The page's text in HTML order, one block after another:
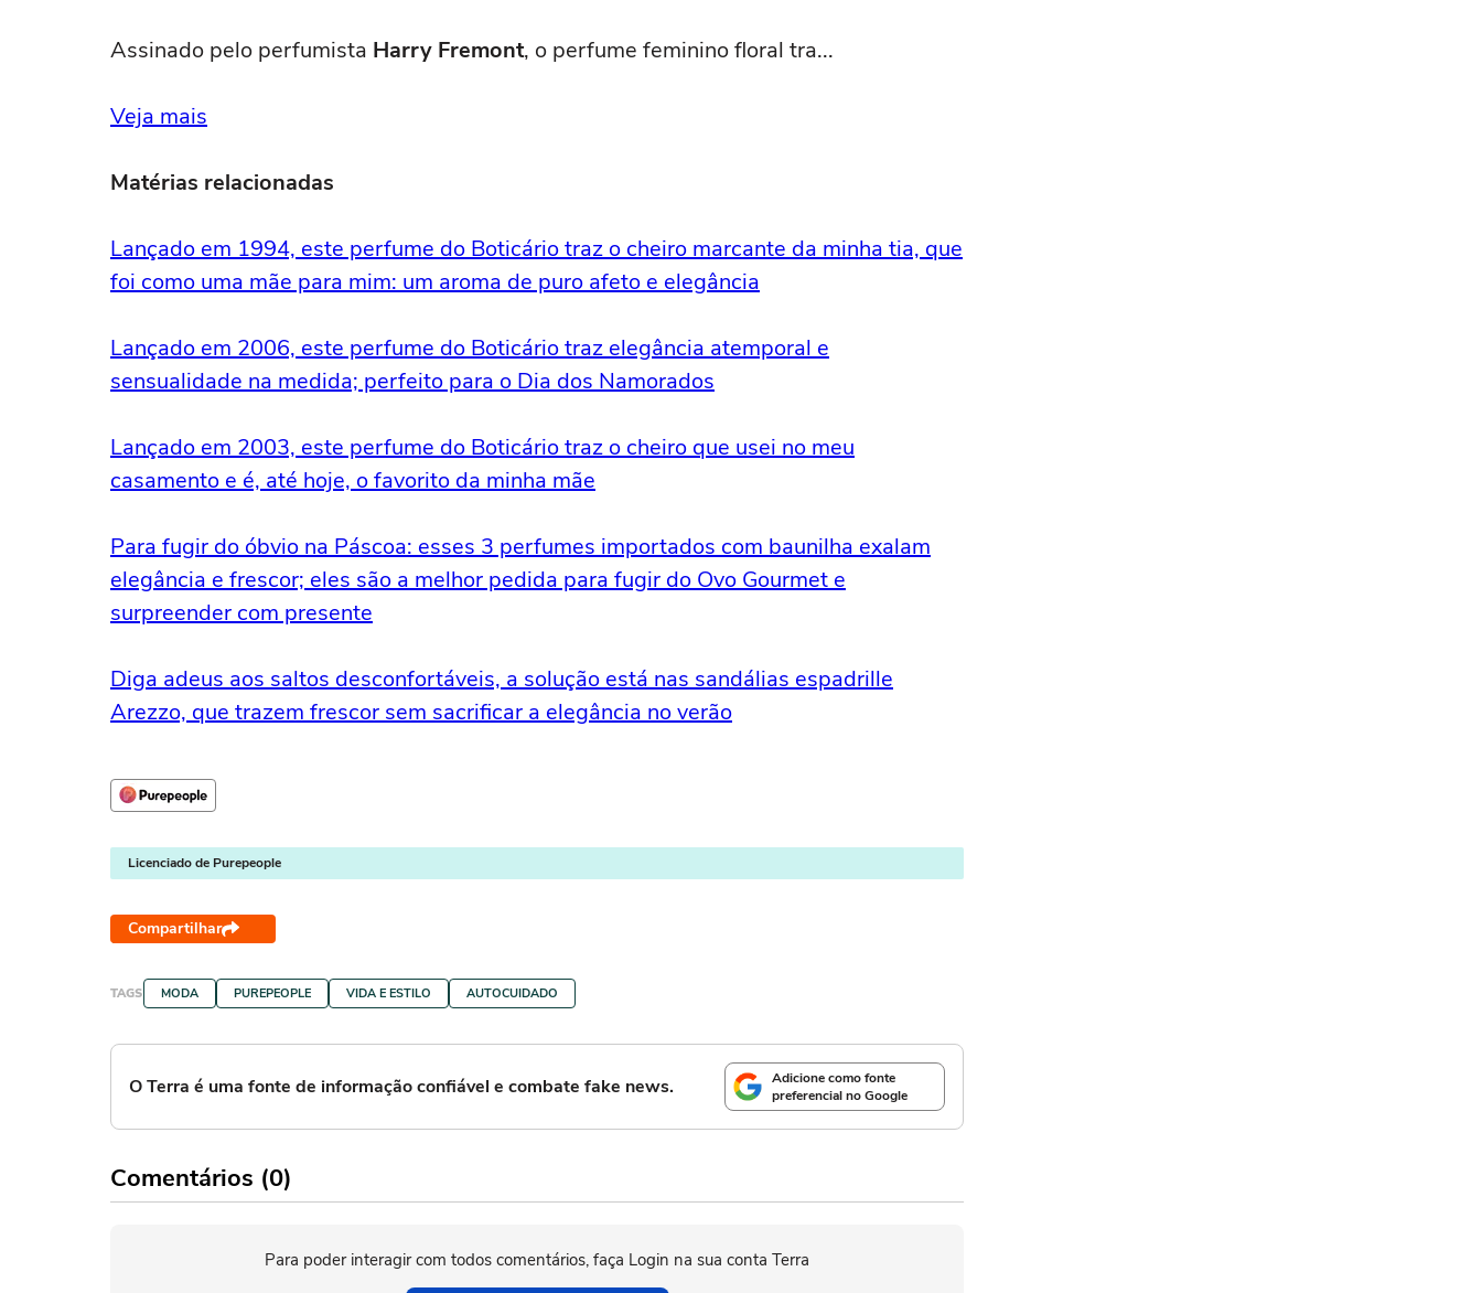
Assinado pelo perfumista Harry Fremont, o perfume feminino floral tra...
Veja mais
Matérias relacionadas
Lançado em 1994, este perfume do Boticário traz o cheiro marcante da minha tia, que
foi como uma mãe para mim: um aroma de puro afeto e elegância
Lançado em 2006, este perfume do Boticário traz elegância atemporal e
sensualidade na medida; perfeito para o Dia dos Namorados
Lançado em 2003, este perfume do Boticário traz o cheiro que usei no meu
casamento e é, até hoje, o favorito da minha mãe
Para fugir do óbvio na Páscoa: esses 3 perfumes importados com baunilha exalam
elegância e frescor; eles são a melhor pedida para fugir do Ovo Gourmet e
surpreender com presente
Diga adeus aos saltos desconfortáveis, a solução está nas sandálias espadrille
Arezzo, que trazem frescor sem sacrificar a elegância no verão
Licenciado de Purepeople
Compartilhar
TAGS MODA PUREPEOPLE VIDA E ESTILO AUTOCUIDADO
O Terra é uma fonte de informação confiável e combate fake news.
Adicione como fonte
preferencial no Google
Comentários (0)
Para poder interagir com todos comentários, faça Login na sua conta Terra